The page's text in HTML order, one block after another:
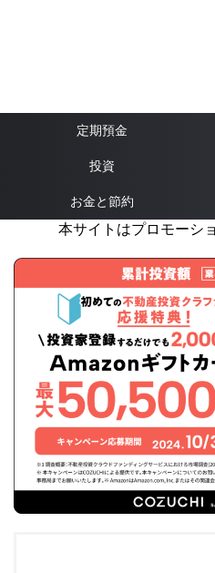
定期預金
投資
お金と節約
本サイトはプロモーシ